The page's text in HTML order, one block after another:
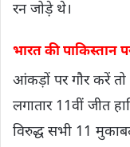
रन जोड़े थे।
भारत की पाकिस्तान
आंकड़ों पर गौर करें
लगातार 11वीं जीत
विरुद्ध सभी 11